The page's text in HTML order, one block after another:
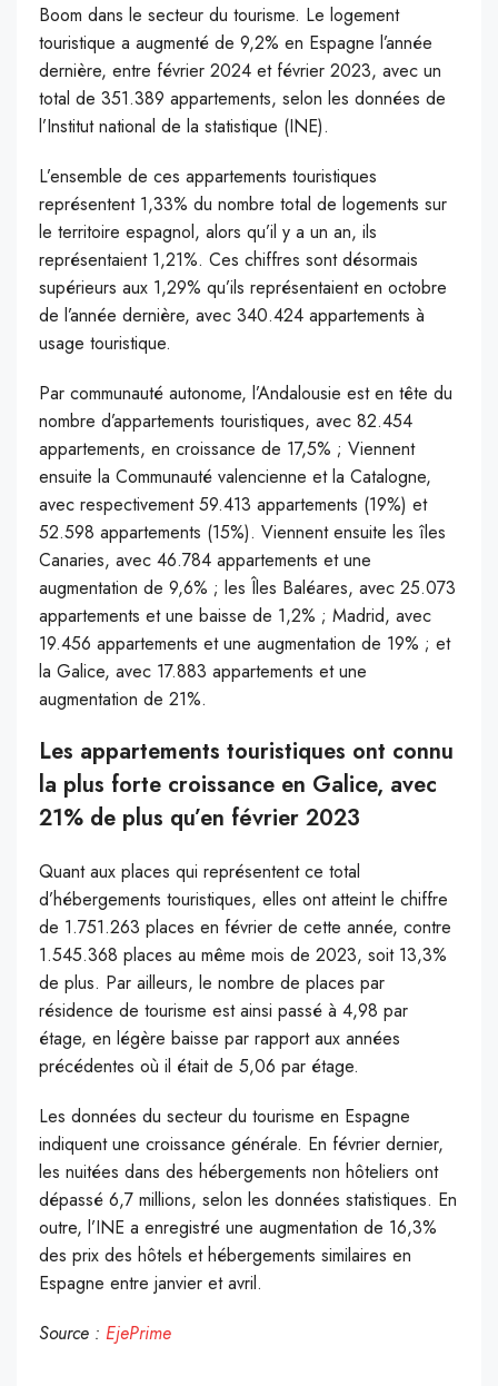
Boom dans le secteur du tourisme. Le logement
touristique a augmenté de 9,2% en Espagne l’année
dernière, entre février 2024 et février 2023, avec un
total de 351.389 appartements, selon les données de
l’Institut national de la statistique (INE).
L’ensemble de ces appartements touristiques
représentent 1,33% du nombre total de logements sur
le territoire espagnol, alors qu’il y a un an, ils
représentaient 1,21%. Ces chiffres sont désormais
supérieurs aux 1,29% qu’ils représentaient en octobre
de l’année dernière, avec 340.424 appartements à
usage touristique.
Par communauté autonome, l’Andalousie est en tête du
nombre d’appartements touristiques, avec 82.454
appartements, en croissance de 17,5% ; Viennent
ensuite la Communauté valencienne et la Catalogne,
avec respectivement 59.413 appartements (19%) et
52.598 appartements (15%). Viennent ensuite les îles
Canaries, avec 46.784 appartements et une
augmentation de 9,6% ; les Îles Baléares, avec 25.073
appartements et une baisse de 1,2% ; Madrid, avec
19.456 appartements et une augmentation de 19% ; et
la Galice, avec 17.883 appartements et une
augmentation de 21%.
Les appartements touristiques ont connu
la plus forte croissance en Galice, avec
21% de plus qu’en février 2023
Quant aux places qui représentent ce total
d’hébergements touristiques, elles ont atteint le chiffre
de 1.751.263 places en février de cette année, contre
1.545.368 places au même mois de 2023, soit 13,3%
de plus. Par ailleurs, le nombre de places par
résidence de tourisme est ainsi passé à 4,98 par
étage, en légère baisse par rapport aux années
précédentes où il était de 5,06 par étage.
Les données du secteur du tourisme en Espagne
indiquent une croissance générale. En février dernier,
les nuitées dans des hébergements non hôteliers ont
dépassé 6,7 millions, selon les données statistiques. En
outre, l’INE a enregistré une augmentation de 16,3%
des prix des hôtels et hébergements similaires en
Espagne entre janvier et avril.
Source : EjePrime